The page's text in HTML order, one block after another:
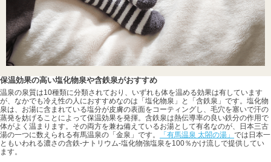
保温効果の高い塩化物泉や含鉄泉がおすすめ
温泉の泉質は10種類に分類されており、いずれも体を温める効果は有しています
が、なかでも冷え性の人におすすめなのは「塩化物泉」と「含鉄泉」です。塩化物
泉は、お湯に含まれている塩分が皮膚の表面をコーティングし、毛穴を塞いで汗の
蒸発を妨げることによって保温効果を発揮。含鉄泉は熱伝導率の良い鉄分の作用で
体がよく温まります。その両方を兼ね備えているお湯として有名なのが、日本三古
湯の一つに数えられる有馬温泉の「金泉」です。
「有馬温泉 太閤の湯」 では日本一
ともいわれる濃さの含鉄-ナトリウム-塩化物強塩泉を100％かけ流しで提供してい
ます。